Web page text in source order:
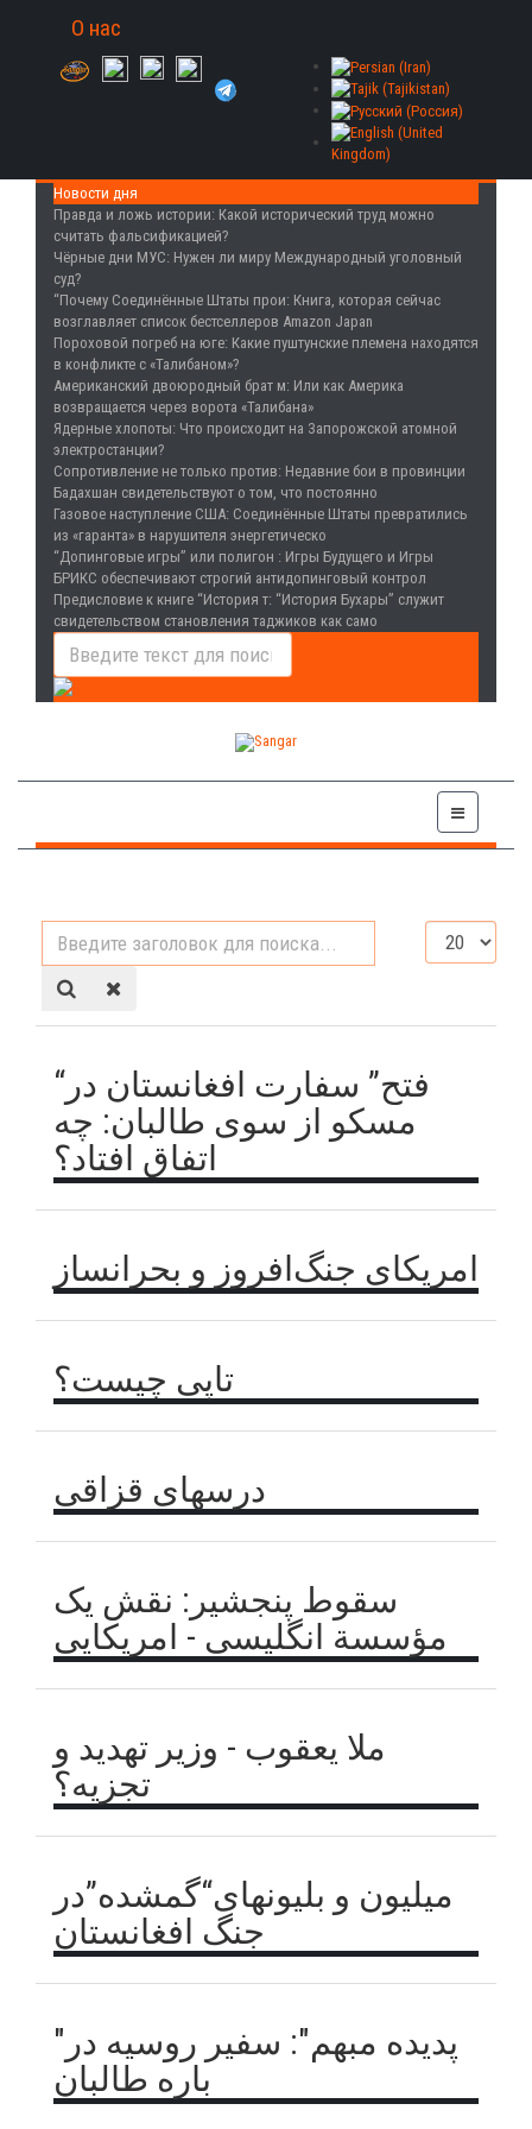
О нас
Новости дня
Правда и ложь истории: Какой исторический труд можно
считать фальсификацией?
Чёрные дни МУС: Нужен ли миру Международный уголовный
суд?
“Почему Соединённые Штаты прои: Книга, которая сейчас
возглавляет список бестселлеров Amazon Japan
Пороховой погреб на юге: Какие пуштунские племена находятся
в конфликте с «Талибаном»?
Американский двоюродный брат м: Или как Америка
возвращается через ворота «Талибана»
Ядерные хлопоты: Что происходит на Запорожской атомной
электростанции?
Сопротивление не только против: Недавние бои в провинции
Бадахшан свидетельствуют о том, что постоянно
Газовое наступление США: Соединённые Штаты превратились
из «гаранта» в нарушителя энергетическо
“Допинговые игры” или полигон : Игры Будущего и Игры
БРИКС обеспечивают строгий антидопинговый контрол
Предисловие к книге “История т: “История Бухары” служит
свидетельством становления таджиков как само
заголовок
поиска...
Кол-
“فتح” سفارت افغانستان در
مسکو از سوی طالبان: چه
اتفاق افتاد؟
امریکای جنگ‌افروز و بحرانساز
تاپی چیست؟
درسهای قزاقی
سقوط پنجشیر: نقش یک
مؤسسة انگلیسی - امریکایی
ملا یعقوب - وزیر تهدید و
تجزیه؟
میلیون و بلیونهای“گمشده”در
جنگ افغانستان
"پدیده مبهم": سفیر روسیه در
باره طالبان